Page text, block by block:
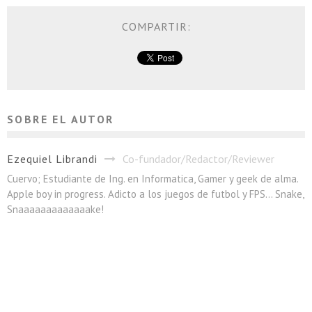
COMPARTIR:
SOBRE EL AUTOR
Ezequiel Librandi Co-fundador/Redactor/Reviewer
Cuervo; Estudiante de Ing. en Informatica, Gamer y geek de alma.
Apple boy in progress. Adicto a los juegos de futbol y FPS... Snake,
Snaaaaaaaaaaaaake!